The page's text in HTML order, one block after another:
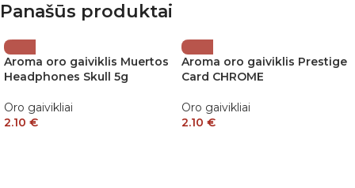
Panašūs produktai
Aroma oro gaiviklis Muertos
Headphones Skull 5g
Oro gaivikliai
2.10 €
Aroma oro gaiviklis Prestige
Card CHROME
Oro gaivikliai
2.10 €